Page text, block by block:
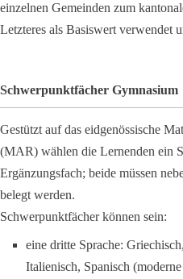
einzelnen Gemeinden zum
Letzteres als Basiswert verwendet
Schwerpunktfächer Gymnasium
Gestützt auf das eidgenössische
(MAR) wählen die Lernenden ein
Ergänzungsfach; beide müssen
belegt werden.
Schwerpunktfächer können sein:
eine dritte Sprache:
Italienisch, Spanisch